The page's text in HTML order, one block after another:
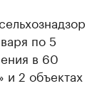
по 5
в 60
и 2 объектах